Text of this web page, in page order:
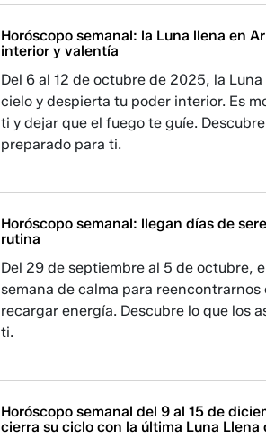
Horóscopo semanal: la Luna llena en
interior y valentía
Del 6 al 12 de octubre de 2025, la
cielo y despierta tu poder interior. Es
ti y dejar que el fuego te guíe.
preparado para ti.
Horóscopo semanal: llegan días de
rutina
Del 29 de septiembre al 5 de octubre,
semana de calma para reencontrarnos
recargar energía. Descubre lo que los
ti.
Horóscopo semanal del 9 al 15 de
cierra su ciclo con la última Luna Llena